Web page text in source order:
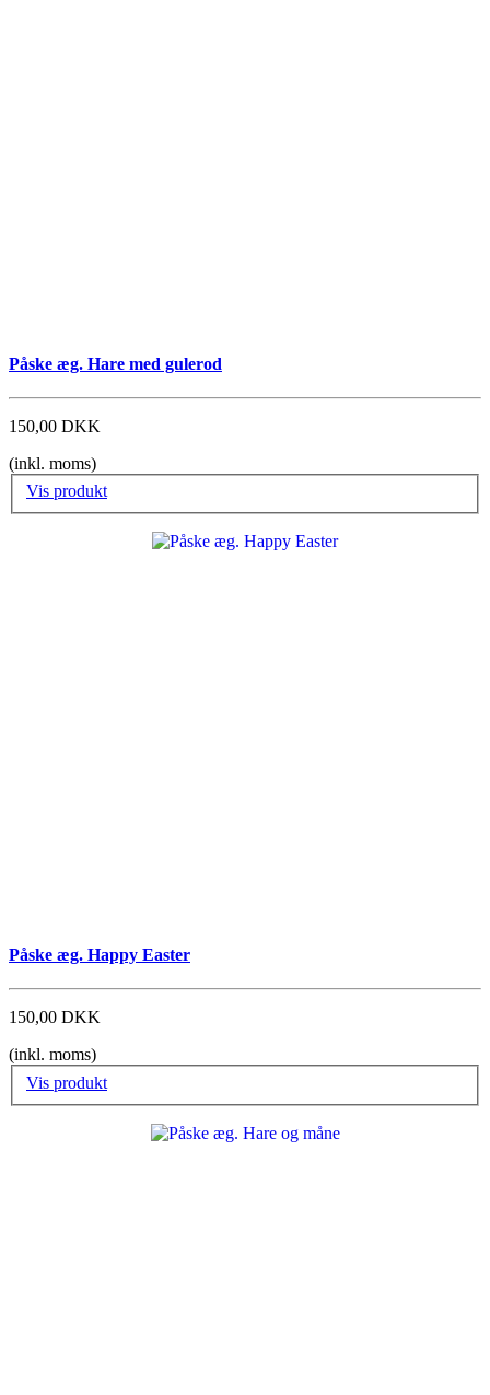
Påske æg. Hare med gulerod
150,00 DKK
(inkl. moms)
Vis produkt
Påske æg. Happy Easter
150,00 DKK
(inkl. moms)
Vis produkt